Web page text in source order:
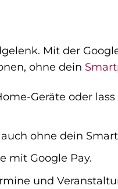
Mit der
ohne dein
Geräte oder
ohne dein
mit Google Pay.
und